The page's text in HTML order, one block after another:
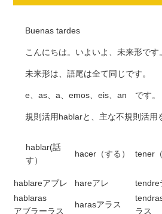
Buenas tardes
こんにちは。いよいよ、未来形です
未来形は、語尾は全て同じです。
e、as、a、emos、eis、an です。
規則活用hablarと、主な不規則活用
hablar(話
す）
hacer（する） tener
hablareアブレ hareアレ tendre
hablaras
アブラーラス
harasアラス
ラス